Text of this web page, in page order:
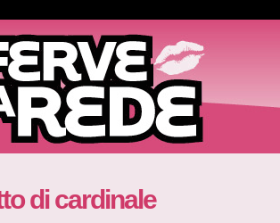
di cardinale